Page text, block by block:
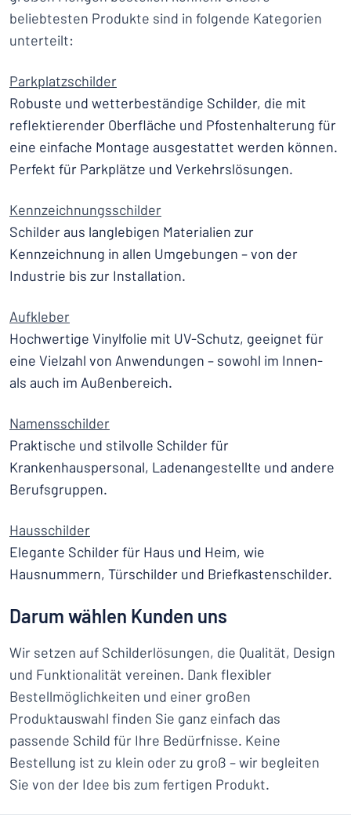
beliebtesten Produkte sind in folgende Kategorien
unterteilt:
Parkplatzschilder
Robuste und wetterbeständige Schilder, die mit
reflektierender Oberfläche und Pfostenhalterung für
eine einfache Montage ausgestattet werden können.
Perfekt für Parkplätze und Verkehrslösungen.
Kennzeichnungsschilder
Schilder aus langlebigen Materialien zur
Kennzeichnung in allen Umgebungen – von der
Industrie bis zur Installation.
Aufkleber
Hochwertige Vinylfolie mit UV-Schutz, geeignet für
eine Vielzahl von Anwendungen – sowohl im Innen-
als auch im Außenbereich.
Namensschilder
Praktische und stilvolle Schilder für
Krankenhauspersonal, Ladenangestellte und andere
Berufsgruppen.
Hausschilder
Elegante Schilder für Haus und Heim, wie
Hausnummern, Türschilder und Briefkastenschilder.
Darum wählen Kunden uns
Wir setzen auf Schilderlösungen, die Qualität, Design
und Funktionalität vereinen. Dank flexibler
Bestellmöglichkeiten und einer großen
Produktauswahl finden Sie ganz einfach das
passende Schild für Ihre Bedürfnisse. Keine
Bestellung ist zu klein oder zu groß – wir begleiten
Sie von der Idee bis zum fertigen Produkt.